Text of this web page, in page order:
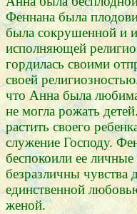
Феннана была
была сокрушенной и
исполняющей
гордилась своими
своей
что Анна была
не могла рожать
растить своего
служение Господу.
беспокоили ее
безразличны
единственной
женой.